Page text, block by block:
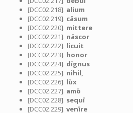
[DCC02.218]. alium
[DCC02.219]. cāsum
[DCC02.220]. mittere
[DCC02.221]. nāscor
[DCC02.222]. licuit
[DCC02.223]. honor
[DCC02.224]. dīgnus
[DCC02.225]. nihil,
[DCC02.226]. lūx
[DCC02.227]. amō
[DCC02.228]. sequī
[DCC02.229]. venīre